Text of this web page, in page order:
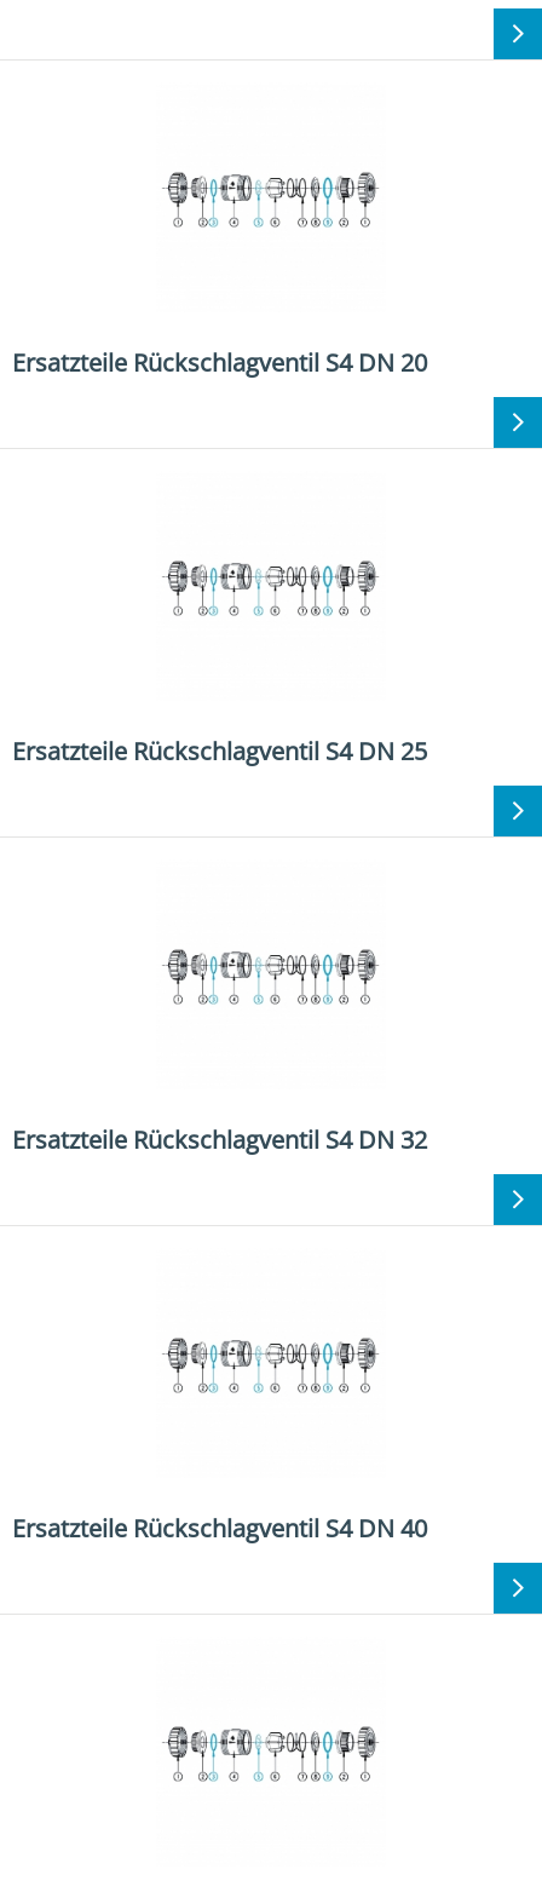
Ersatzteile Rückschlagventil S4 DN 20
Ersatzteile Rückschlagventil S4 DN 25
Ersatzteile Rückschlagventil S4 DN 32
Ersatzteile Rückschlagventil S4 DN 40